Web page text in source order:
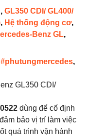
, GL350 CDI/ GL400/
, Hệ thống động cơ,
Benz GL,
#phutungmercedes,
GL350 CDI/
dùng để cố định
bảo vị trí làm việc
quá trình vận hành